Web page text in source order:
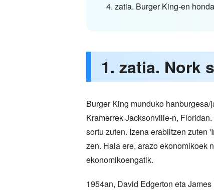
4. zatia. Burger King-en
1. zatia. Nork
Burger King munduko
Kramerrek Jacksonville-n,
sortu zuten. Izena erabiltzen zuten
zen. Hala ere, arazo ekonomikoek
ekonomikoengatik.
1954an, David Edgerton eta